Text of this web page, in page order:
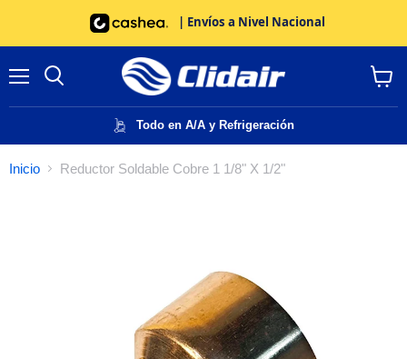
| Envíos a Nivel Nacional
Todo en A/A y Refrigeración
carrito
Inicio Reductor Soldable Cobre 1 1/8" X 1/2"